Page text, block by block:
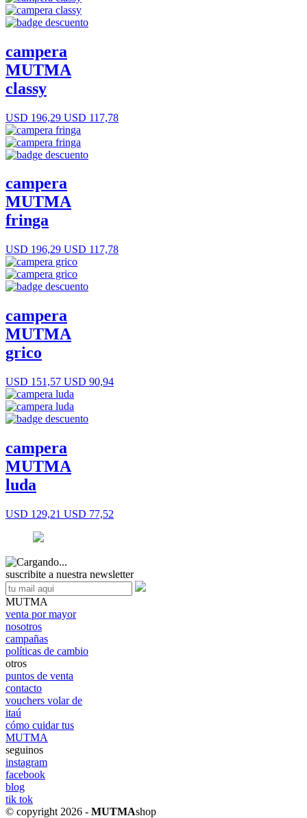
campera
MUTMA
classy
USD 196,29 USD 117,78
campera
MUTMA
fringa
USD 196,29 USD 117,78
campera
MUTMA
grico
USD 151,57 USD 90,94
campera
MUTMA
luda
USD 129,21 USD 77,52
suscribite a nuestra newsletter
MUTMA
venta por mayor
nosotros
campañas
políticas de cambio
otros
puntos de venta
contacto
vouchers volar de
itaú
cómo cuidar tus
MUTMA
seguinos
instagram
facebook
blog
tik tok
© copyright 2026 - MUTMAshop